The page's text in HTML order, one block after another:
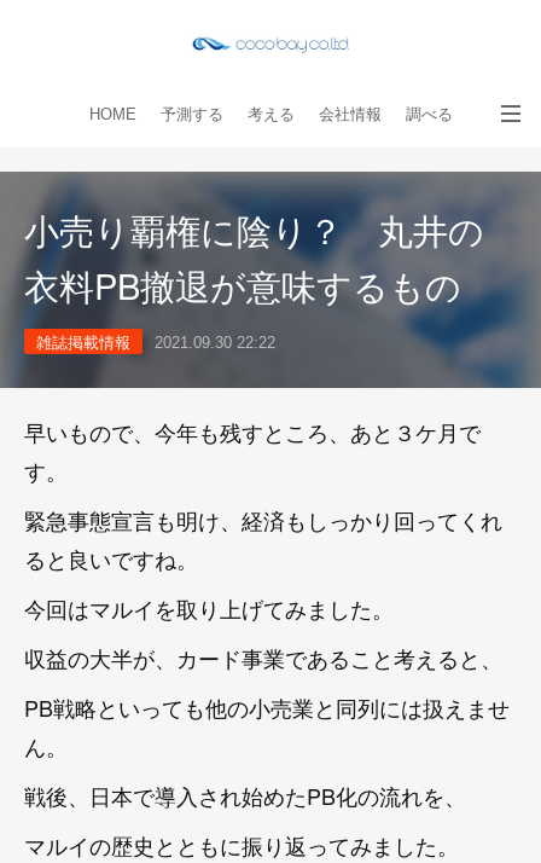
HOME 予測する 考える 会社情報 調べる
出版物 手伝う お問い合わせ
小売り覇権に陰り？ 丸井の
衣料PB撤退が意味するもの
雑誌掲載情報 2021.09.30 22:22
早いもので、今年も残すところ、あと３ケ月で
す。
緊急事態宣言も明け、経済もしっかり回ってくれ
ると良いですね。
今回はマルイを取り上げてみました。
収益の大半が、カード事業であること考えると、
PB戦略といっても他の小売業と同列には扱えませ
ん。
戦後、日本で導入され始めたPB化の流れを、
マルイの歴史とともに振り返ってみました。